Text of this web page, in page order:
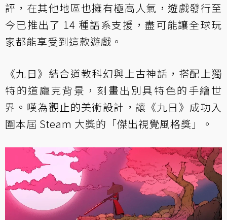
評，在其他地區也擁有極高人氣，遊戲發行至
今已推出了 14 種語系支援，盡可能讓全球玩
家都能享受到這款遊戲。
《九日》結合道教科幻與上古神話，搭配上獨
特的道龐克背景，刻畫出別具特色的手繪世
界。嘆為觀止的美術設計，讓《九日》成功入
圍本屆 Steam 大獎的「傑出視覺風格獎」。